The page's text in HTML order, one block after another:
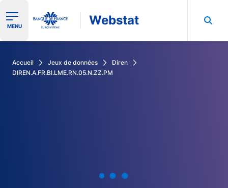
Ouvrir le menu de navigation
MENU Webstat
Accueil Jeux de données
Diren
DIREN.A.FR.BI.LME.RN.05.N.ZZ.PM